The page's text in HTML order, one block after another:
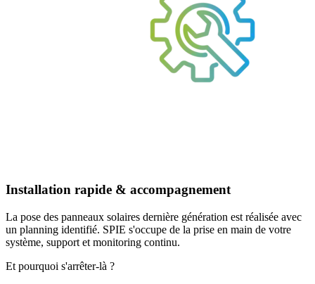
Installation rapide & accompagnement
La pose des panneaux solaires dernière génération est réalisée avec
un planning identifié. SPIE s'occupe de la prise en main de votre
système, support et monitoring continu.
Et pourquoi s'arrêter-là ?